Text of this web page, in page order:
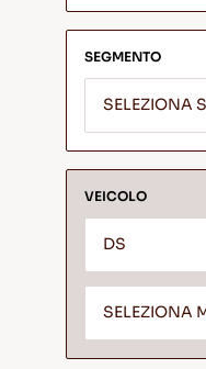
SEGMENTO
VEICOLO
DS